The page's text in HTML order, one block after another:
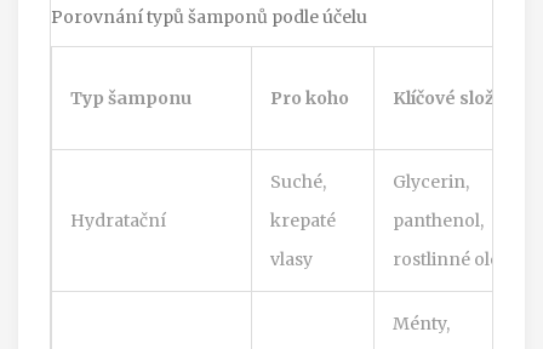
Porovnání typů šamponů podle účelu
Typ šamponu Pro koho Klíčové složky
Hydratační
Suché,
krepaté
vlasy
Glycerin,
panthenol,
rostlinné oleje
Ménty,